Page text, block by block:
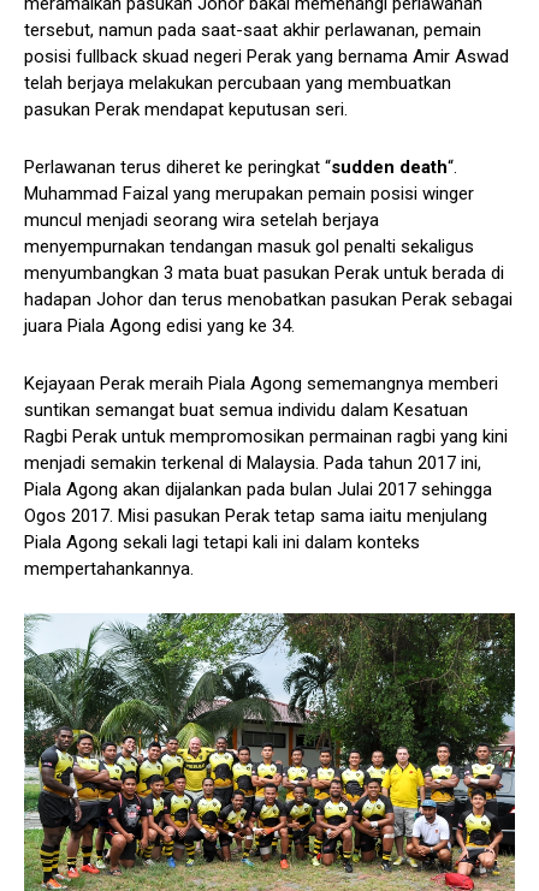
tersebut, namun pada saat-saat akhir perlawanan, pemain
posisi fullback skuad negeri Perak yang bernama Amir Aswad
telah berjaya melakukan percubaan yang membuatkan
pasukan Perak mendapat keputusan seri.
Perlawanan terus diheret ke peringkat “sudden death“.
Muhammad Faizal yang merupakan pemain posisi winger
muncul menjadi seorang wira setelah berjaya
menyempurnakan tendangan masuk gol penalti sekaligus
menyumbangkan 3 mata buat pasukan Perak untuk berada di
hadapan Johor dan terus menobatkan pasukan Perak sebagai
juara Piala Agong edisi yang ke 34.
Kejayaan Perak meraih Piala Agong sememangnya memberi
suntikan semangat buat semua individu dalam Kesatuan
Ragbi Perak untuk mempromosikan permainan ragbi yang kini
menjadi semakin terkenal di Malaysia. Pada tahun 2017 ini,
Piala Agong akan dijalankan pada bulan Julai 2017 sehingga
Ogos 2017. Misi pasukan Perak tetap sama iaitu menjulang
Piala Agong sekali lagi tetapi kali ini dalam konteks
mempertahankannya.